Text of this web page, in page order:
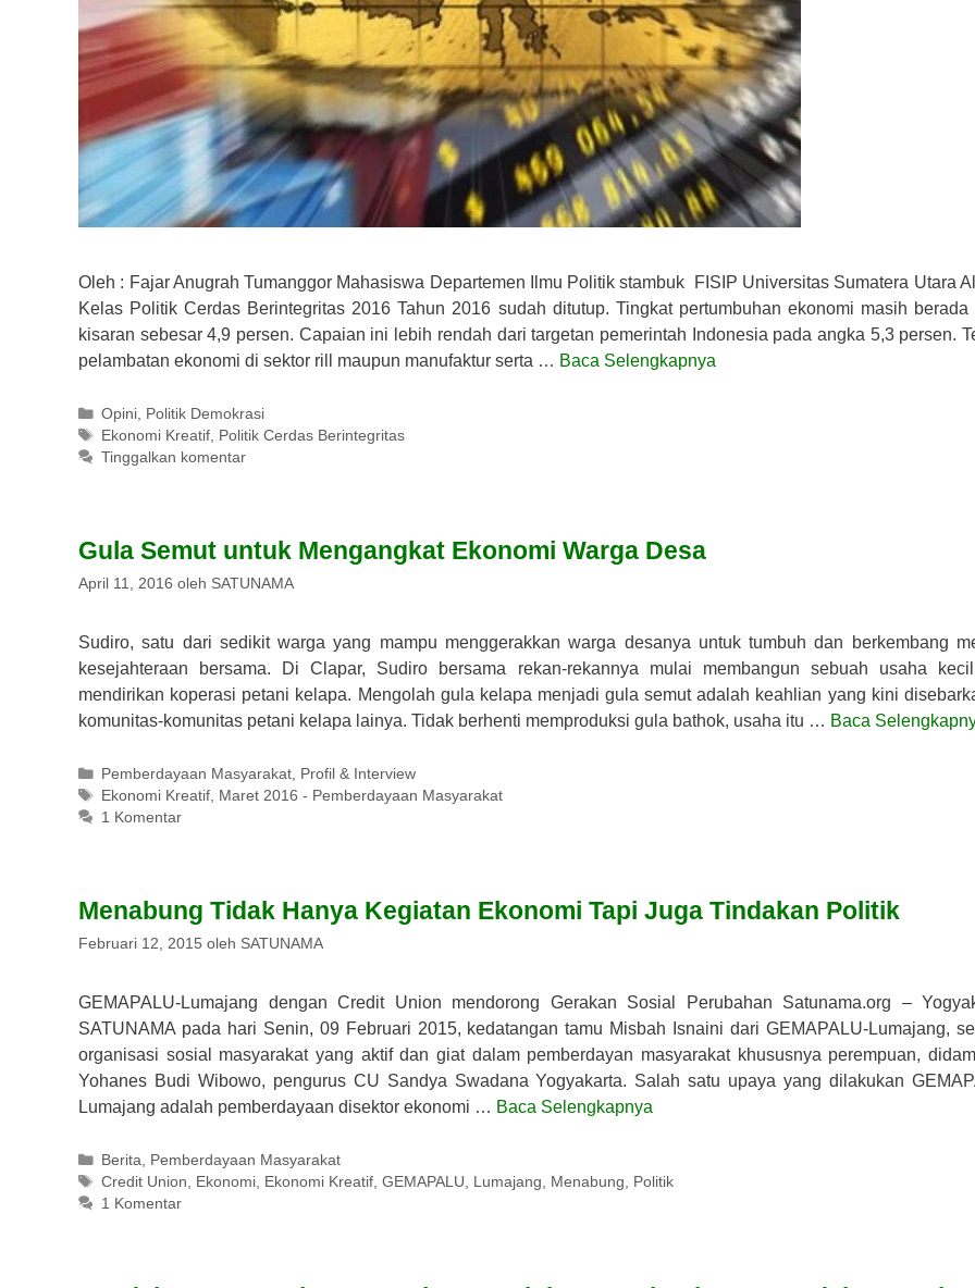
Oleh : Fajar Anugrah Tumanggor Mahasiswa Departemen Ilmu Politik stambuk FISIP Universitas Sumatera Utara
Kelas Politik Cerdas Berintegritas 2016 Tahun 2016 sudah ditutup. Tingkat pertumbuhan ekonomi masih berada
kisaran sebesar 4,9 persen. Capaian ini lebih rendah dari targetan pemerintah Indonesia pada angka 5,3 persen.
pelambatan ekonomi di sektor rill maupun manufaktur serta … Baca Selengkapnya
Kategori
Opini
Politik Demokrasi
Tag
Ekonomi Kreatif
Politik Cerdas Berintegritas
Tinggalkan komentar
Gula Semut untuk Mengangkat Ekonomi Warga Desa
April 11, 2016 oleh SATUNAMA
Sudiro, satu dari sedikit warga yang mampu menggerakkan warga desanya untuk tumbuh dan berkembang
kesejahteraan bersama. Di Clapar, Sudiro bersama rekan-rekannya mulai membangun sebuah usaha
mendirikan koperasi petani kelapa. Mengolah gula kelapa menjadi gula semut adalah keahlian yang kini
komunitas-komunitas petani kelapa lainya. Tidak berhenti memproduksi gula bathok, usaha itu … Baca
Kategori
Pemberdayaan Masyarakat
Profil & Interview
Tag
Ekonomi Kreatif
Maret 2016 - Pemberdayaan Masyarakat
1 Komentar
Menabung Tidak Hanya Kegiatan Ekonomi Tapi Juga Tindakan Politik
Februari 12, 2015 oleh SATUNAMA
GEMAPALU-Lumajang dengan Credit Union mendorong Gerakan Sosial Perubahan Satunama.org –
SATUNAMA pada hari Senin, 09 Februari 2015, kedatangan tamu Misbah Isnaini dari GEMAPALU-Lumajang,
organisasi sosial masyarakat yang aktif dan giat dalam pemberdayan masyarakat khususnya perempuan,
Yohanes Budi Wibowo, pengurus CU Sandya Swadana Yogyakarta. Salah satu upaya yang dilakukan
Lumajang adalah pemberdayaan disektor ekonomi … Baca Selengkapnya
Kategori
Berita
Pemberdayaan Masyarakat
Tag
Credit Union Ekonomi Ekonomi Kreatif ,GEMAPALU Lumajang Menabung
Politik
1 Komentar